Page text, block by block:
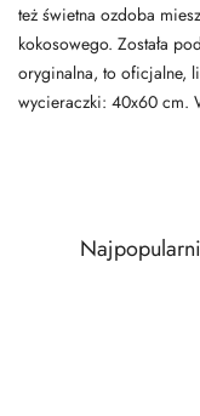
też świetna ozdoba
kokosowego. Została
oryginalna, to oficjalne,
wycieraczki: 40x60 cm.